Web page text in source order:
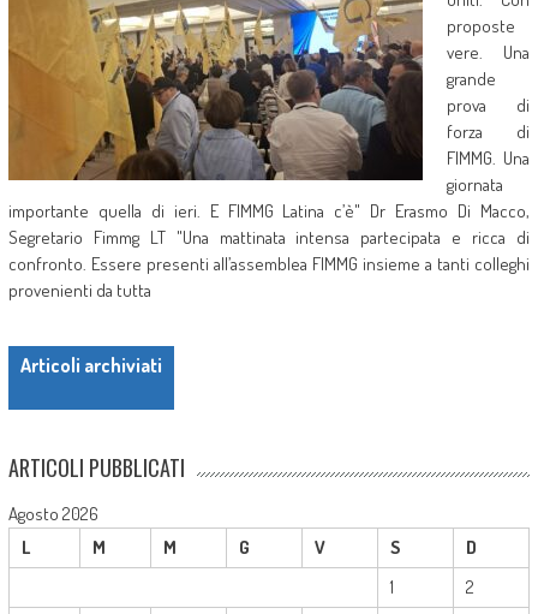
proposte
vere. Una
grande
prova di
forza di
FIMMG. Una
giornata
importante quella di ieri. E FIMMG Latina c’è" Dr Erasmo Di Macco,
Segretario Fimmg LT "Una mattinata intensa partecipata e ricca di
confronto. Essere presenti all’assemblea FIMMG insieme a tanti colleghi
provenienti da tutta
Posts navigation
Articoli archiviati
ARTICOLI PUBBLICATI
Agosto 2026
L
M M G V S
D
1
2